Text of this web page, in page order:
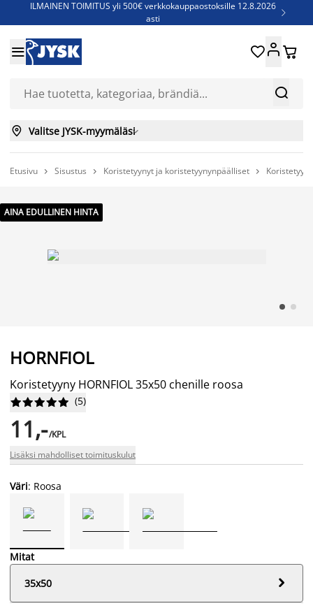
ILMAINEN TOIMITUS yli 500€ verkkokauppaostoksille 12.8.2026
asti

Jenkkisänkyjä - Säästä jopa 60%


 
 Valitse JYSK-myymäläsi
Etusivu  Sisustus  Koristetyynyt ja koristetyynynpäälliset 
AINA EDULLINEN HINTA
HORNFIOL
Koristetyyny HORNFIOL 35x50 chenille roosa





 (5)
11,-/KPL
Lisäksi mahdolliset toimituskulut
Väri: Roosa
Mitat
35x50
